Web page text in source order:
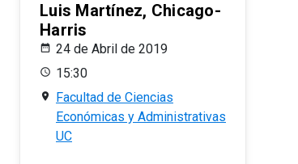
Luis Martínez, Chicago-
Harris
24 de Abril de 2019
15:30
Facultad de Ciencias
Económicas y Administrativas
UC